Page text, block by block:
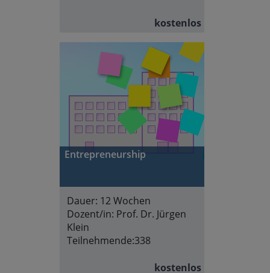
kostenlos
Entrepreneurship
Dauer: 12 Wochen
Dozent/in: Prof. Dr. Jürgen
Klein
Teilnehmende:338
kostenlos